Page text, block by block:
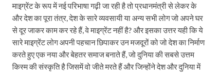
माइग्रेंट के रूप में नई परिभाषा गढ़ी जा रही है तो प्रधानमंत्री से लेकर के
और देश का पूरा तंत्र, देश के सारे व्यवसायी या अन्य सभी लोग जो अपने घर
से दूर जाकर काम कर रहे हैं, वे माइग्रेंट नहीं है? और इसका उत्तर यही कि ये
सारे माइग्रेंट लोग अपनी पहचान छिपाकर उन मजदूरों को जो देश का निर्माण
करते हुए एक नया और बेहतर समाज बनाते हैं, जो दुनिया की सबसे उत्तम
किस्म की संस्कृति है जिसमें वो जीते मरते हैं और जिन्होंने देश और दुनिया में